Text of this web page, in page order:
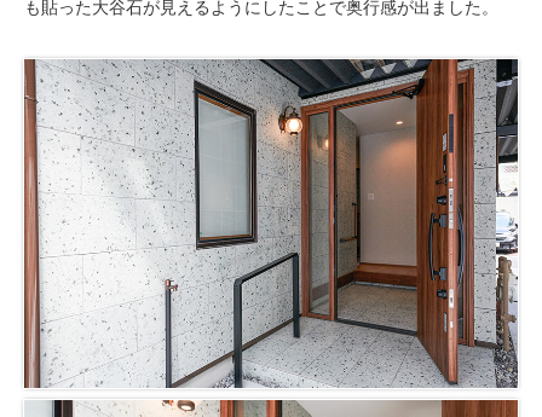
も貼った大谷石が見えるようにしたことで奥行感が出ました。